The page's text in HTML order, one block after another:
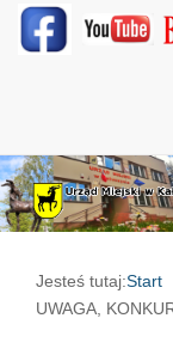
Jesteś tutaj:Start
UWAGA,